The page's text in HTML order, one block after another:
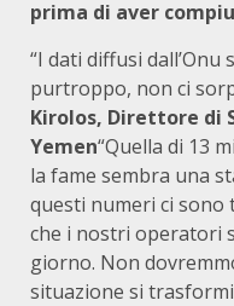
prima di aver
“I dati diffusi
purtroppo, non ci
Kirolos, Direttore di
Yemen“Quella di 13
la fame sembra una
questi numeri ci
che i nostri operatori
giorno. Non
situazione si